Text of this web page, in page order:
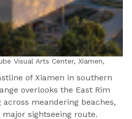
Visual Arts Center, Xiamen,
of Xiamen in southern
overlooks the East Rim
meandering beaches,
sightseeing route.